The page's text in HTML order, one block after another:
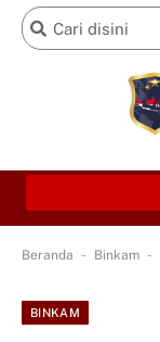
Beranda - Binkam -
BINKAM